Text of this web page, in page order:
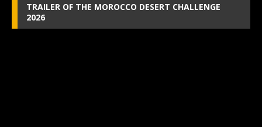
TRAILER OF THE MOROCCO DESERT CHALLENGE
2026